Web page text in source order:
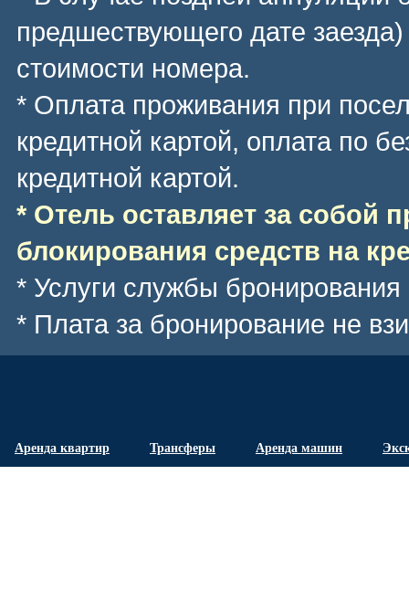
предшествующего дате
стоимости номера.
* Оплата проживания при
кредитной картой, оплата по
кредитной картой.
* Отель оставляет за собой
блокирования средств на
* Услуги службы
* Плата за бронирование не
Аренда квартир Трансферы Аренда машин